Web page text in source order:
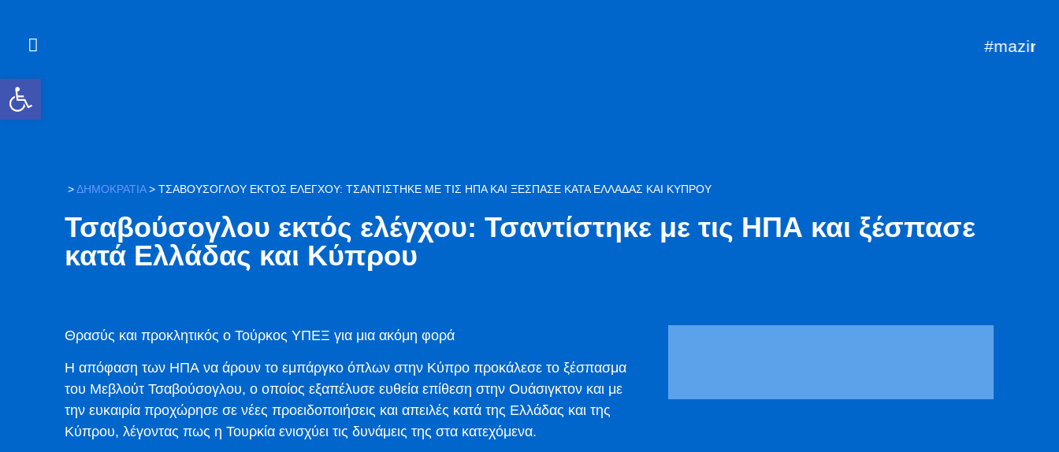
Ανοίξτε τη γραμμή εργαλείων
#mazi
>ΔΗΜΟΚΡΑΤΙΑ> ΤΣΑΒΟΎΣΟΓΛΟΥ ΕΚΤΌΣ ΕΛΈΓΧΟΥ: ΤΣΑΝΤΊΣΤΗΚΕ ΜΕ ΤΙΣ ΗΠΑ ΚΑΙ ΞΈΣΠΑΣΕ ΚΑΤΆ ΕΛΛΆΔΑΣ ΚΑΙ ΚΎΠΡΟΥ
Τσαβούσογλου εκτός ελέγχου: Τσαντίστηκε με τις ΗΠΑ και ξέσπασε
κατά Ελλάδας και Κύπρου
Θρασύς και προκλητικός ο Τούρκος ΥΠΕΞ για μια ακόμη φορά
Η απόφαση των ΗΠΑ να άρουν το εμπάργκο όπλων στην Κύπρο προκάλεσε το ξέσπασμα
του Μεβλούτ Τσαβούσογλου, ο οποίος εξαπέλυσε ευθεία επίθεση στην Ουάσιγκτον και με
την ευκαιρία προχώρησε σε νέες προειδοποιήσεις και απειλές κατά της Ελλάδας και της
Κύπρου, λέγοντας πως η Τουρκία ενισχύει τις δυνάμεις της στα κατεχόμενα.